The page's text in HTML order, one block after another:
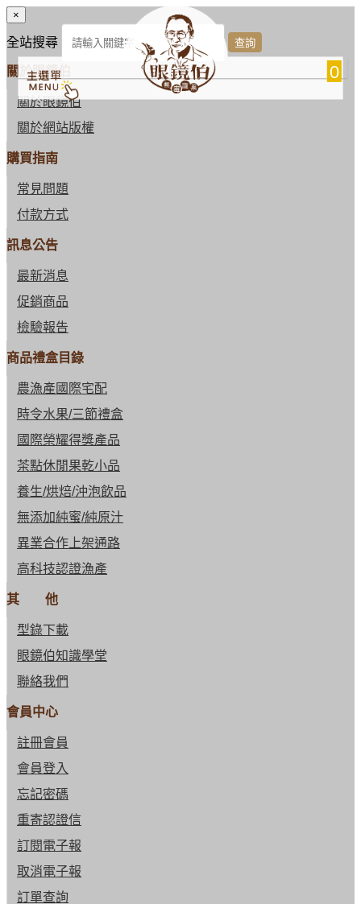
0
×
全站搜尋
關於眼鏡伯
關於眼鏡伯
關於網站版權
購買指南
常見問題
付款方式
訊息公告
最新消息
促銷商品
檢驗報告
商品禮盒目錄
農漁產國際宅配
時令水果/三節禮盒
國際榮耀得獎產品
茶點休閒果乾小品
養生/烘焙/沖泡飲品
無添加純蜜/純原汁
異業合作上架通路
高科技認證漁產
其 他
型錄下載
眼鏡伯知識學堂
聯絡我們
會員中心
註冊會員
會員登入
忘記密碼
重寄認證信
訂閱電子報
取消電子報
訂單查詢